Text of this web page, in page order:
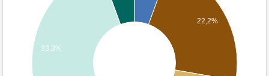
22,2%
33,3%